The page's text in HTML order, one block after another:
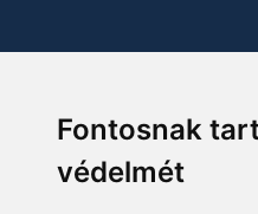
Fontosnak
védelmét